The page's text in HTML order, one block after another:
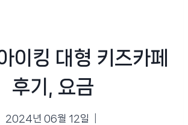
이킹 대형 키즈카페
후기, 요금
2024년 06월 12일